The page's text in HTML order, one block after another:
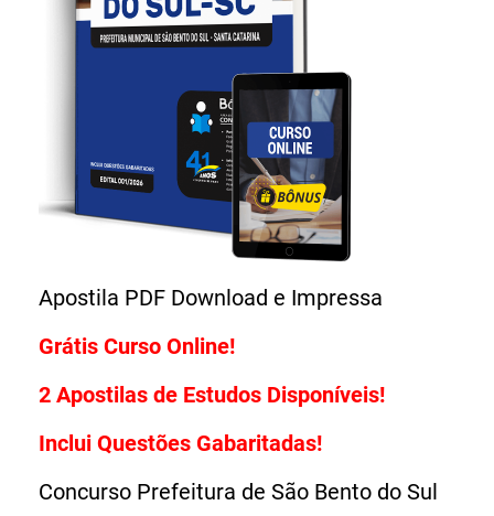
Grátis Curso Online!
2 Apostilas de Estudos Disponíveis!
Inclui Questões Gabaritadas!
Concurso Prefeitura de São Bento do Sul